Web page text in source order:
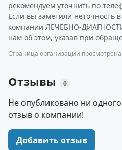
рекомендуем уточнить по
Если вы заметили неточность
компании ЛЕЧЕБНО-
нам об этом, указав при
Страница организации
Отзывы 0
Не опубликовано ни
отзыв о компании!
Добавить отзыв